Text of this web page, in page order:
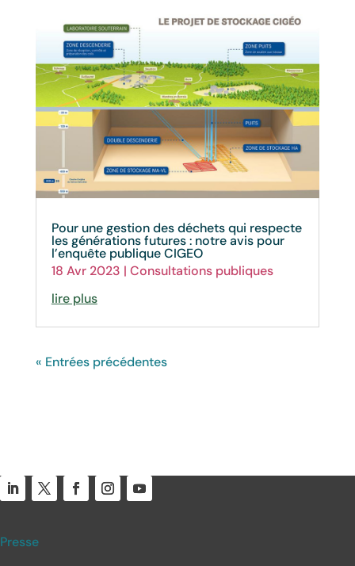
Pour une gestion des déchets qui respecte
les générations futures : notre avis pour
l’enquête publique CIGEO
18 Avr 2023 | Consultations publiques
lire plus
« Entrées précédentes
Presse